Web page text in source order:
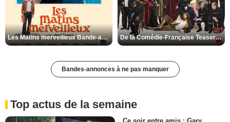
Les Matins merveilleux Bande-annonce VF De la Comédie-Française Teaser VF
Bandes-annonces à ne pas manquer
Top actus de la semaine